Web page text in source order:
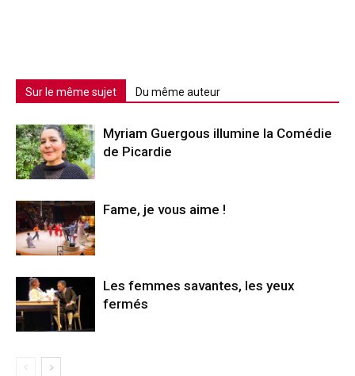
Sur le même sujet Du même auteur
Myriam Guergous illumine la Comédie
de Picardie
Fame, je vous aime !
Les femmes savantes, les yeux
fermés